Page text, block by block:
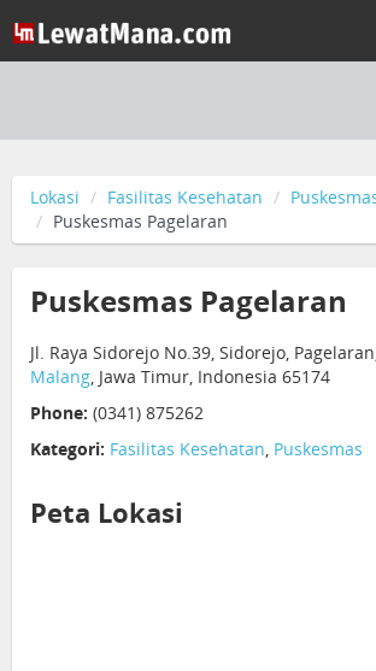
Lokasi Fasilitas Kesehatan
Puskesmas Pagelaran
Puskesmas Pagelaran
Jl. Raya Sidorejo No.39, Sidorejo,
Malang, Jawa Timur, Indonesia 65174
Phone: (0341) 875262
Kategori: Fasilitas Kesehatan, Puskesmas
Peta Lokasi